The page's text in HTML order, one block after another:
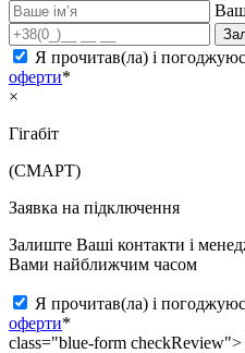
Я прочитав(ла) і
оферти*
×
Гігабіт
(СМАРТ)
Заявка на підключення
Залиште Ваші контакти і
Вами найближчим часом
Я прочитав(ла) і
оферти*
class="blue-form checkReview">